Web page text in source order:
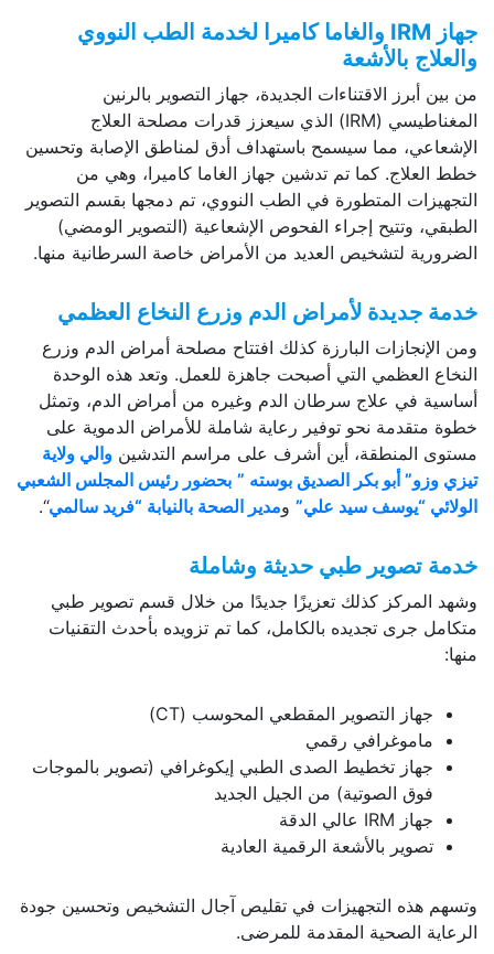
جهاز IRM والغاما كاميرا لخدمة الطب النووي
والعلاج بالأشعة
من بين أبرز الاقتناءات الجديدة، جهاز التصوير بالرنين
المغناطيسي (IRM) الذي سيعزز قدرات مصلحة العلاج
الإشعاعي، مما سيسمح باستهداف أدق لمناطق الإصابة وتحسين
خطط العلاج. كما تم تدشين جهاز الغاما كاميرا، وهي من
التجهيزات المتطورة في الطب النووي، تم دمجها بقسم التصوير
الطبقي، وتتيح إجراء الفحوص الإشعاعية (التصوير الومضي)
الضرورية لتشخيص العديد من الأمراض خاصة السرطانية منها.
خدمة جديدة لأمراض الدم وزرع النخاع العظمي
ومن الإنجازات البارزة كذلك افتتاح مصلحة أمراض الدم وزرع
النخاع العظمي التي أصبحت جاهزة للعمل. وتعد هذه الوحدة
أساسية في علاج سرطان الدم وغيره من أمراض الدم، وتمثل
خطوة متقدمة نحو توفير رعاية شاملة للأمراض الدموية على
مستوى المنطقة، أين أشرف على مراسم التدشين والي ولاية
تيزي وزو” أبو بكر الصديق بوسته ” بحضور رئيس المجلس الشعبي
الولائي “يوسف سيد علي” ومدير الصحة بالنيابة “فريد سالمي“.
خدمة تصوير طبي حديثة وشاملة
وشهد المركز كذلك تعزيزًا جديدًا من خلال قسم تصوير طبي
متكامل جرى تجديده بالكامل، كما تم تزويده بأحدث التقنيات
منها:
جهاز التصوير المقطعي المحوسب (CT)
ماموغرافي رقمي
جهاز تخطيط الصدى الطبي إيكوغرافي (تصوير بالموجات
فوق الصوتية) من الجيل الجديد
جهاز IRM عالي الدقة
تصوير بالأشعة الرقمية العادية
وتسهم هذه التجهيزات في تقليص آجال التشخيص وتحسين جودة
الرعاية الصحية المقدمة للمرضى.